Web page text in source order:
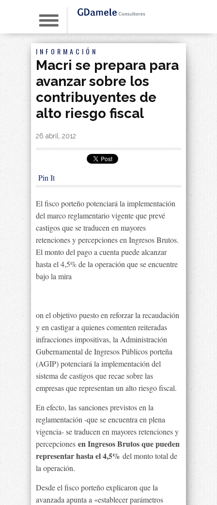
INFORMACIÓN
Macri se prepara para
avanzar sobre los
contribuyentes de
alto riesgo fiscal
By|
26 abril, 2012
Pin It
El fisco porteño potenciará la implementación
del marco reglamentario vigente que prevé
castigos que se traducen en mayores
retenciones y percepciones en Ingresos Brutos.
El monto del pago a cuenta puede alcanzar
hasta el 4,5% de la operación que se encuentre
bajo la mira
on el objetivo puesto en reforzar la recaudación
y en castigar a quienes comenten reiteradas
infracciones impositivas, la Administración
Gubernamental de Ingresos Públicos porteña
(AGIP) potenciará la implementación del
sistema de castigos que recae sobre las
empresas que representan un alto riesgo fiscal.
En efecto, las sanciones previstos en la
reglamentación -que se encuentra en plena
vigencia- se traducen en mayores retenciones y
percepciones en Ingresos Brutos que pueden
representar hasta el 4,5% del monto total de
la operación.
Desde el fisco porteño explicaron que la
avanzada apunta a «establecer parámetros